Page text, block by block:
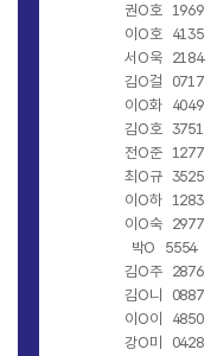
권O호
1969
이O호
4135
서O욱
2184
김O걸
0717
이O화
4049
김O호 3751
전O준
1277
최O규 3525
이O하
1283
이O숙
2977
박O
5554
김O주
2876
김O니
0887
이O이
4850
강O미
0428